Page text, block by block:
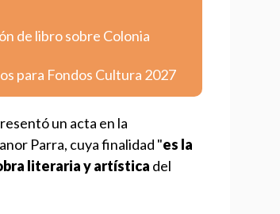
de libro sobre Colonia
para Fondos Cultura 2027
un acta en la
Parra, cuya finalidad "es la
literaria y artística del